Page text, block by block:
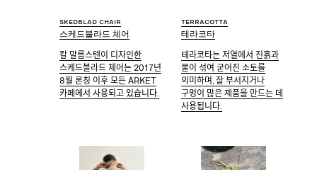
Skedblad chair
스케드블라드 체어
칼 말름스텐이 디자인한
스케드블라드 체어는 2017년
8월 론칭 이후 모든 ARKET
카페에서 사용되고 있습니다.
Terracotta
테라코타
테라코타는 저열에서 진흙과
물이 섞여 굳어진 소토를
의미하며, 잘 부서지거나
구멍이 많은 제품을 만드는 데
사용됩니다.